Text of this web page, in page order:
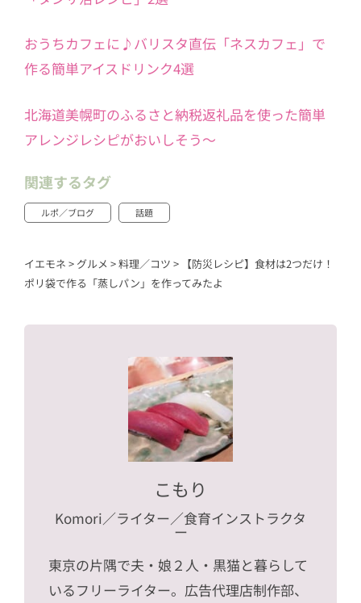
おうちカフェに♪バリスタ直伝「ネスカフェ」で
作る簡単アイスドリンク4選
北海道美幌町のふるさと納税返礼品を使った簡単
アレンジレシピがおいしそう～
関連するタグ
ルポ／ブログ 話題
イエモネ > グルメ >料理／コツ > 【防災レシピ】食材は2つだけ！
ポリ袋で作る「蒸しパン」を作ってみたよ
こもり
Komori／ライター／食育インストラクタ
ー
東京の片隅で夫・娘２人・黒猫と暮らして
いるフリーライター。広告代理店制作部、